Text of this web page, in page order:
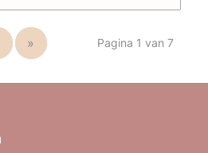
Pagina 1 van 7
»